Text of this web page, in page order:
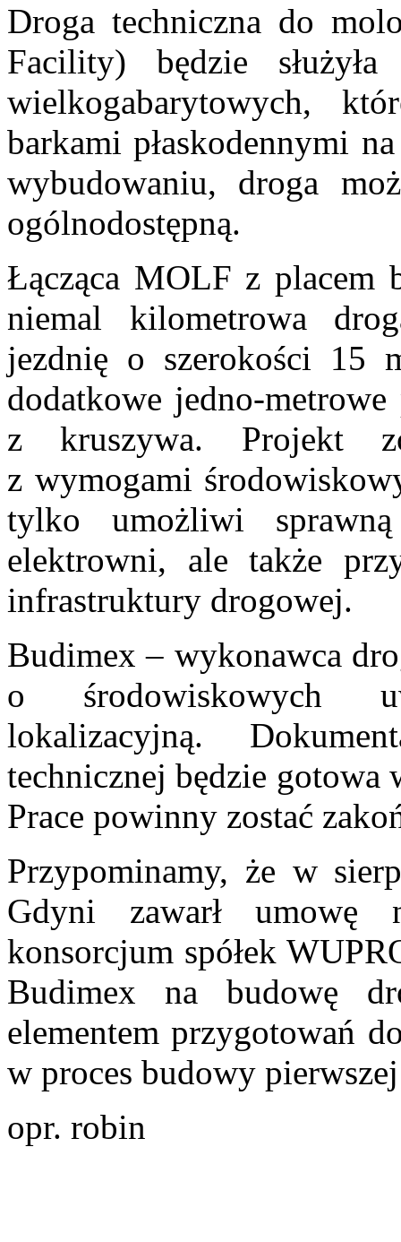
Droga techniczna do
Facility) będzie
wielkogabarytowych,
barkami płaskodennymi
wybudowaniu, droga
ogólnodostępną.
Łącząca MOLF z placem
niemal kilometrowa
jezdnię o szerokości 15
dodatkowe jedno-
z kruszywa. Projekt
z wymogami
tylko umożliwi
elektrowni, ale także
infrastruktury drogowej.
Budimex – wykonawca
o środowiskowych
lokalizacyjną.
technicznej będzie
Prace powinny zostać
Przypominamy, że w
Gdyni zawarł umowę
konsorcjum spółek
Budimex na budowę
elementem przygotowań
w proces budowy
opr. robin